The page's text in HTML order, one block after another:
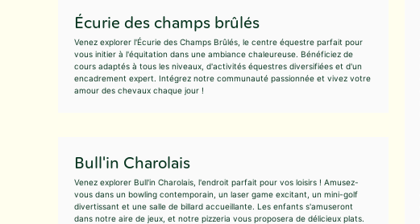
Écurie des champs brûlés
Venez explorer l'Écurie des Champs Brûlés, le centre équestre parfait pour
vous initier à l'équitation dans une ambiance chaleureuse. Bénéficiez de
cours adaptés à tous les niveaux, d'activités équestres diversifiées et d'un
encadrement expert. Intégrez notre communauté passionnée et vivez votre
amour des chevaux chaque jour !
Bull'in Charolais
Venez explorer Bull'in Charolais, l'endroit parfait pour vos loisirs ! Amusez-
vous dans un bowling contemporain, un laser game excitant, un mini-golf
divertissant et une salle de billard accueillante. Les enfants s'amuseront
dans notre aire de jeux, et notre pizzeria vous proposera de délicieux plats.